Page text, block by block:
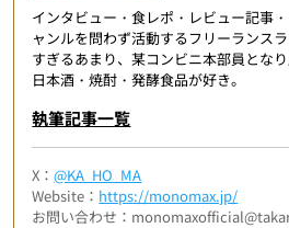
インタビュー・食レポ・レビュー記事
ャンルを問わず活動するフリーランス
すぎるあまり、某コンビニ本部員とな
日本酒・焼酎・発酵食品が好き。
執筆記事一覧
X：@KA_HO_MA
Website： https://monomax.jp/
お問い合わせ：